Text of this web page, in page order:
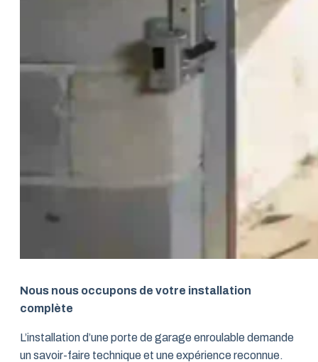
Nous nous occupons de votre installation
complète
L’installation d’une porte de garage enroulable demande
un savoir-faire technique et une expérience reconnue.